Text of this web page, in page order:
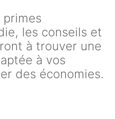
les conseils et
à trouver une
à vos
des économies.